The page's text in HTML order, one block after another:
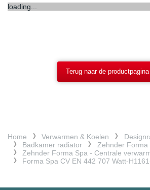
loading...
Terug naar de productpagina
Home Verwarmen & Koelen
Badkamer radiator
Zehnder Forma
Zehnder Forma Spa - Centrale
Forma Spa CV EN 442 707 Watt-